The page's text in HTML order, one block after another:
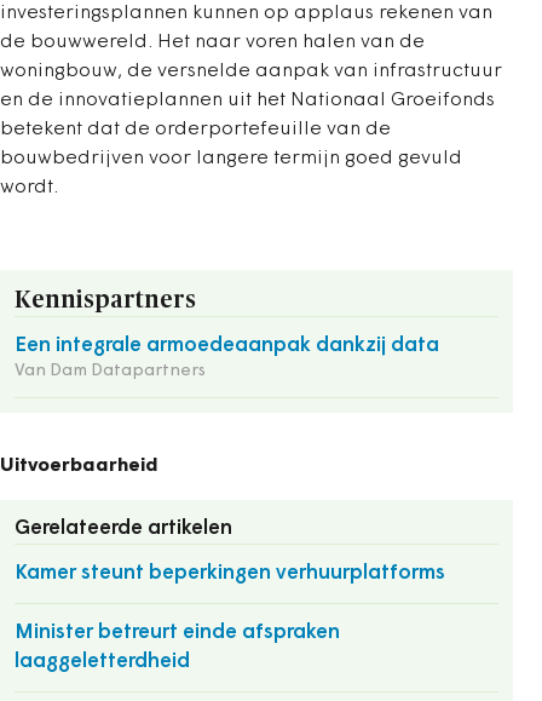
investeringsplannen kunnen op applaus rekenen van
de bouwwereld. Het naar voren halen van de
woningbouw, de versnelde aanpak van infrastructuur
en de innovatieplannen uit het Nationaal Groeifonds
betekent dat de orderportefeuille van de
bouwbedrijven voor langere termijn goed gevuld
wordt.
Kennispartners
Een integrale armoedeaanpak dankzij data
Van Dam Datapartners
Uitvoerbaarheid
Gerelateerde artikelen
Kamer steunt beperkingen verhuurplatforms
Minister betreurt einde afspraken
laaggeletterdheid